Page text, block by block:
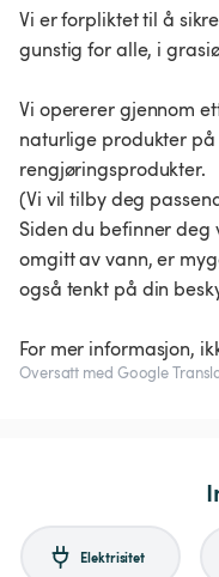
Vi er forpliktet til å
gunstig for alle, i
Vi opererer gjennom
naturlige produkter på
rengjøringsprodukter.
(Vi vil tilby deg
Siden du befinner deg
omgitt av vann, er
også tenkt på din
For mer informasjon,
Oversatt med Google
Elektrisitet